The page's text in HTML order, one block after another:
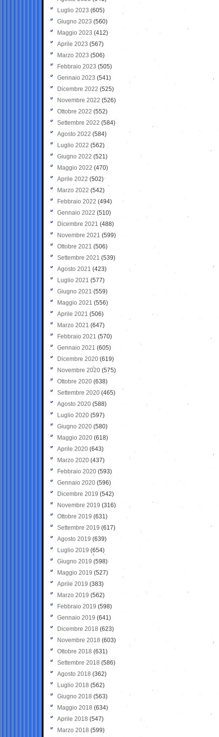
Luglio 2023 (605)
Giugno 2023 (560)
Maggio 2023 (412)
Aprile 2023 (567)
Marzo 2023 (506)
Febbraio 2023 (505)
Gennaio 2023 (541)
Dicembre 2022 (525)
Novembre 2022 (526)
Ottobre 2022 (552)
Settembre 2022 (584)
Agosto 2022 (584)
Luglio 2022 (562)
Giugno 2022 (521)
Maggio 2022 (470)
Aprile 2022 (502)
Marzo 2022 (542)
Febbraio 2022 (494)
Gennaio 2022 (510)
Dicembre 2021 (488)
Novembre 2021 (599)
Ottobre 2021 (506)
Settembre 2021 (539)
Agosto 2021 (423)
Luglio 2021 (577)
Giugno 2021(559)
Maggio 2021 (556)
Aprile 2021 (506)
Marzo 2021 (647)
Febbraio 2021 (570)
Gennaio 2021 (605)
Dicembre 2020 (619)
Novembre 2020 (575)
Ottobre 2020 (638)
Settembre 2020(465)
Agosto 2020 (588)
Luglio 2020 (597)
Giugno 2020 (580)
Maggio 2020 (618)
Aprile 2020 (643)
Marzo 2020 (437)
Febbraio 2020 (593)
Gennaio 2020 (596)
Dicembre 2019 (542)
Novembre 2019 (316)
Ottobre 2019 (631)
Settembre 2019 (617)
Agosto 2019 (639)
Luglio 2019 (654)
Giugno 2019 (598)
Maggio 2019 (527)
Aprile 2019 (383)
Marzo 2019 (562)
Febbraio 2019 (598)
Gennaio 2019 (641)
Dicembre 2018 (623)
Novembre 2018 (603)
Ottobre 2018 (631)
Settembre 2018 (586)
Agosto 2018 (362)
Luglio 2018 (562)
Giugno 2018 (563)
Maggio 2018 (634)
Aprile 2018 (547)
Marzo 2018 (599)